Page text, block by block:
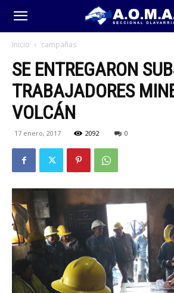
Inicio campañas
SE ENTREGARON
TRABAJADORES
VOLCÁN
17 enero, 2017 2092 0